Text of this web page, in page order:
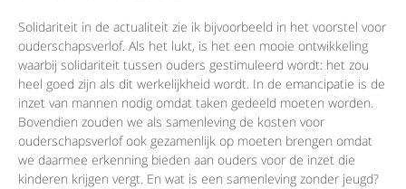
Solidariteit in de actualiteit zie ik bijvoorbeeld in het voorstel voor
ouderschapsverlof. Als het lukt, is het een mooie ontwikkeling
waarbij solidariteit tussen ouders gestimuleerd wordt: het zou
heel goed zijn als dit werkelijkheid wordt. In de emancipatie is de
inzet van mannen nodig omdat taken gedeeld moeten worden.
Bovendien zouden we als samenleving de kosten voor
ouderschapsverlof ook gezamenlijk op moeten brengen omdat
we daarmee erkenning bieden aan ouders voor de inzet die
kinderen krijgen vergt. En wat is een samenleving zonder jeugd?